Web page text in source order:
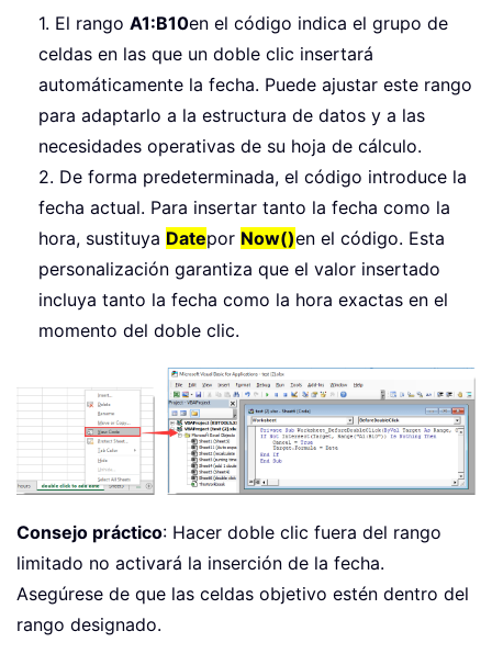
1. El rango A1:B10en el código indica el grupo de
celdas en las que un doble clic insertará
automáticamente la fecha. Puede ajustar este rango
para adaptarlo a la estructura de datos y a las
necesidades operativas de su hoja de cálculo.
2. De forma predeterminada, el código introduce la
fecha actual. Para insertar tanto la fecha como la
hora, sustituya Datepor Now()en el código. Esta
personalización garantiza que el valor insertado
incluya tanto la fecha como la hora exactas en el
momento del doble clic.
Consejo práctico: Hacer doble clic fuera del rango
limitado no activará la inserción de la fecha.
Asegúrese de que las celdas objetivo estén dentro del
rango designado.